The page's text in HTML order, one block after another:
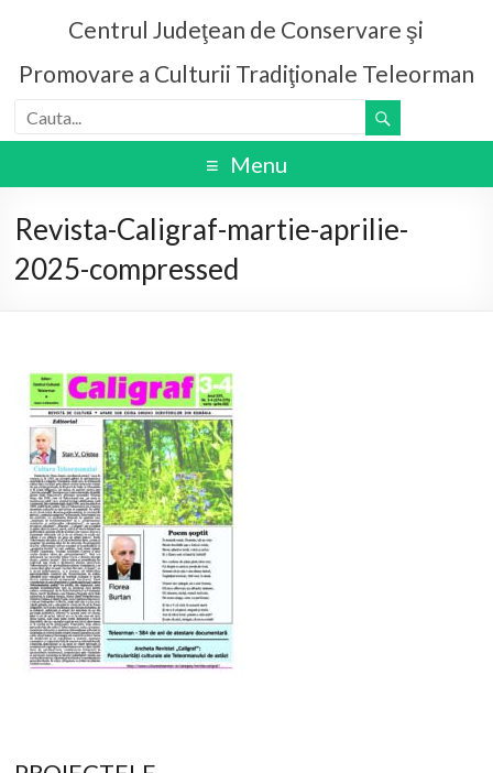
Centrul Judeţean de Conservare şi
Promovare a Culturii Tradiţionale Teleorman
Menu
Revista-Caligraf-martie-aprilie-
2025-compressed